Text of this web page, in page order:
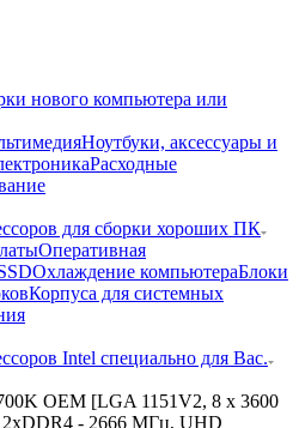
нового компьютера или
Ноутбуки, аксессуары и
Расходные
для сборки хороших ПК
Оперативная
Охлаждение компьютераБлоки
Корпуса для системных
Intel специально для Вас.
OEM [LGA 1151V2, 8 x 3600
- 2666 МГц, UHD